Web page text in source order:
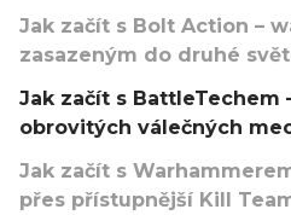
Jak začít s Bolt Action –
zasazeným do druhé
Jak začít s BattleTechem
obrovitých válečných
Jak začít s
přes přístupnější Kill